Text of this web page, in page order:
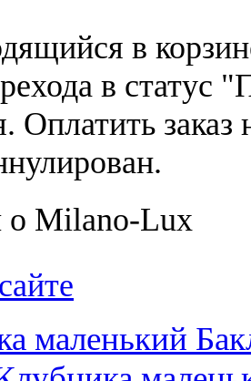
в
в статус
Оплатить заказ
Milano-Lux
маленький